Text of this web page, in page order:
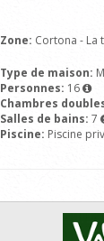
Zone: Cortona - La
Type de maison:
Personnes: 16
Chambres
Salles de bains: 7
Piscine: Piscine